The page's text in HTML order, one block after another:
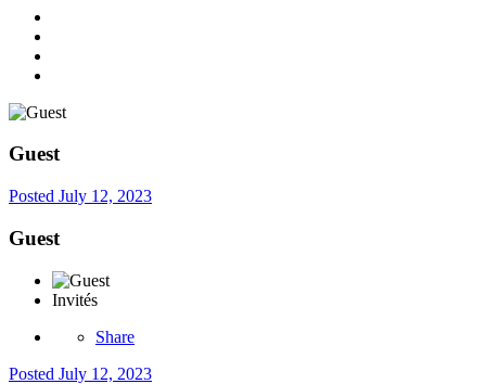
Guest
Posted July 12, 2023
Guest
Invités
Share
Posted July 12, 2023